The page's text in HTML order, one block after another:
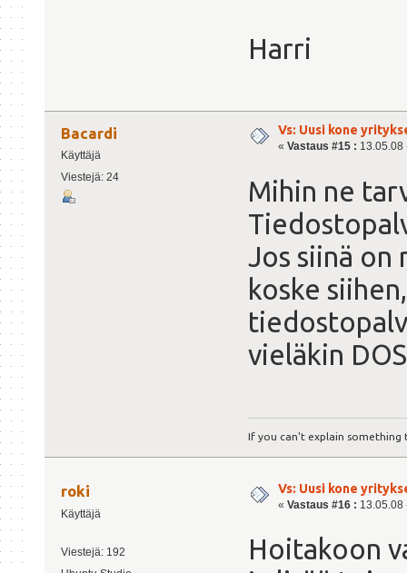
Harri
Bacardi
Käyttäjä
Viestejä: 24
Vs: Uusi kone
« Vastaus #15 : 13.05.08
Mihin ne
Jos siinä on
koske
vieläkin
If you can't explain
roki
Käyttäjä
Viestejä: 192
Vs: Uusi kone
« Vastaus #16 : 13.05.08
Hoitakoon